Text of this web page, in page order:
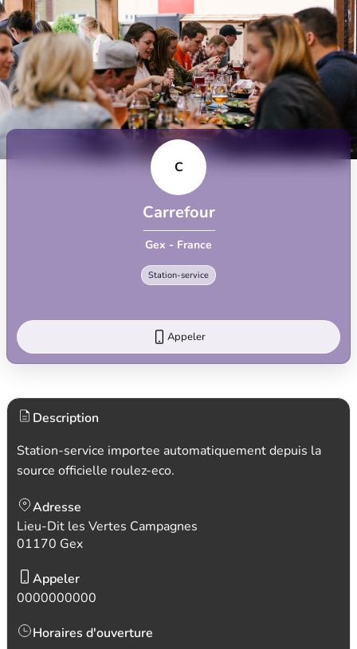
C
Carrefour
Gex - France
Station-service
Appeler
Description
Station-service importee automatiquement depuis la
source officielle roulez-eco.
Adresse
Lieu-Dit les Vertes Campagnes
01170 Gex
Appeler
0000000000
Horaires d'ouverture